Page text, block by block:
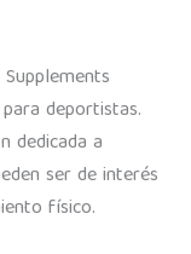
deportistas.
dedicada a
ser de interés
físico.